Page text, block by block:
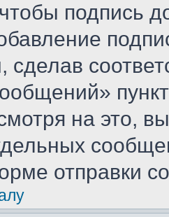
подпись
сделав
на это,
отправки